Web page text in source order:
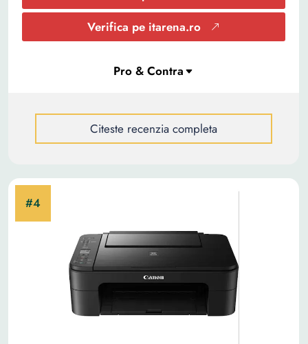
Verifica pe itarena.ro
Citeste recenzia completa